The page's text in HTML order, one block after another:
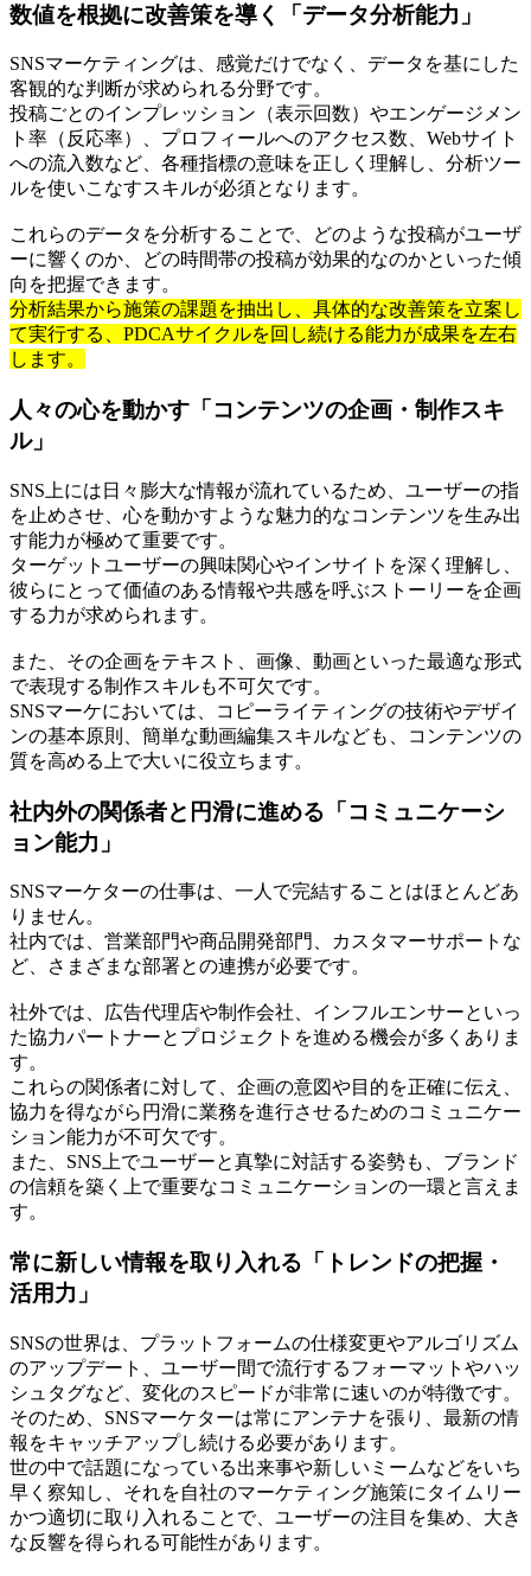
数値を根拠に改善策を導く「データ分析能力」
SNSマーケティングは、感覚だけでなく、データを基にした
客観的な判断が求められる分野です。
投稿ごとのインプレッション（表示回数）やエンゲージメン
ト率（反応率）、プロフィールへのアクセス数、Webサイト
への流入数など、各種指標の意味を正しく理解し、分析ツー
ルを使いこなすスキルが必須となります。
これらのデータを分析することで、どのような投稿がユーザ
ーに響くのか、どの時間帯の投稿が効果的なのかといった傾
向を把握できます。
分析結果から施策の課題を抽出し、具体的な改善策を立案し
て実行する、PDCAサイクルを回し続ける能力が成果を左右
します。
人々の心を動かす「コンテンツの企画・制作スキ
ル」
SNS上には日々膨大な情報が流れているため、ユーザーの指
を止めさせ、心を動かすような魅力的なコンテンツを生み出
す能力が極めて重要です。
ターゲットユーザーの興味関心やインサイトを深く理解し、
彼らにとって価値のある情報や共感を呼ぶストーリーを企画
する力が求められます。
また、その企画をテキスト、画像、動画といった最適な形式
で表現する制作スキルも不可欠です。
SNSマーケにおいては、コピーライティングの技術やデザイ
ンの基本原則、簡単な動画編集スキルなども、コンテンツの
質を高める上で大いに役立ちます。
社内外の関係者と円滑に進める「コミュニケーシ
ョン能力」
SNSマーケターの仕事は、一人で完結することはほとんどあ
りません。
社内では、営業部門や商品開発部門、カスタマーサポートな
ど、さまざまな部署との連携が必要です。
社外では、広告代理店や制作会社、インフルエンサーといっ
た協力パートナーとプロジェクトを進める機会が多くありま
す。
これらの関係者に対して、企画の意図や目的を正確に伝え、
協力を得ながら円滑に業務を進行させるためのコミュニケー
ション能力が不可欠です。
また、SNS上でユーザーと真摯に対話する姿勢も、ブランド
の信頼を築く上で重要なコミュニケーションの一環と言えま
す。
常に新しい情報を取り入れる「トレンドの把握・
活用力」
SNSの世界は、プラットフォームの仕様変更やアルゴリズム
のアップデート、ユーザー間で流行するフォーマットやハッ
シュタグなど、変化のスピードが非常に速いのが特徴です。
そのため、SNSマーケターは常にアンテナを張り、最新の情
報をキャッチアップし続ける必要があります。
世の中で話題になっている出来事や新しいミームなどをいち
早く察知し、それを自社のマーケティング施策にタイムリー
かつ適切に取り入れることで、ユーザーの注目を集め、大き
な反響を得られる可能性があります。